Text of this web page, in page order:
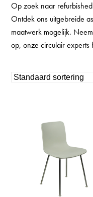
Op zoek naar
Ontdek ons uitgebreide
maatwerk mogelijk.
op, onze circulair experts